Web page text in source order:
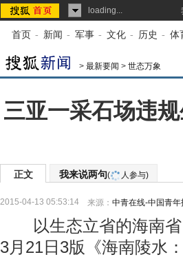
loading...
首页 - 新闻 - 军事 - 文化 - 历史 - 体
> 最新要闻 > 世态万象
三亚一采石场违
正文 我来说两句( 人参与)
2015-04-13 05:53:14 来源： 中青在线-中国青年
以生态立省的海南省
3月21日3版《海南陵水